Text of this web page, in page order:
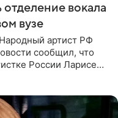
вокала
вузе
артист РФ
сообщил, что
России Ларисе